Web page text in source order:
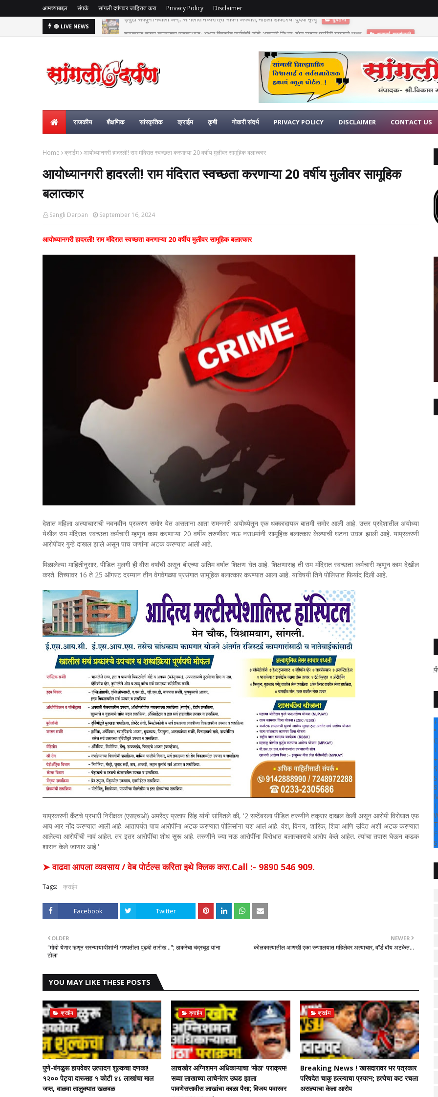
आमच्याबद्दल संपर्क सांगली दर्पणवर जाहिरात करा Privacy Policy Disclaimer
🔴 LIVE NEWS हसतमुख तरुण काळाच्या पडद्याआड: अक्षय विष्णुपंत सूर्यवंशी यांचे अकाली निधन; दोन लहान मुलींनी गमावले छत्र
राजकीय शैक्षणिक सांस्कृतिक क्राईम कृषी नोकरी संदर्भ PRIVACY POLICY DISCLAIMER CONTACT US
Home क्राईम आयोध्यानगरी हादरली! राम मंदिरात स्वच्छता करणाऱ्या 20 वर्षीय मुलीवर सामूहिक बलात्कार
आयोध्यानगरी हादरली! राम मंदिरात स्वच्छता करणाऱ्या 20 वर्षीय मुलीवर सामूहिक
बलात्कार
Sangli Darpan September 16, 2024
आयोध्यानगरी हादरली! राम मंदिरात स्वच्छता करणाऱ्या 20 वर्षीय मुलीवर सामूहिक बलात्कार
देशात महिला अत्याचाराची नवनवीन प्रकरण समोर येत असताना आता रामनगरी अयोध्येतून एक धक्कादायक बातमी समोर आली आहे. उत्तर प्रदेशातील अयोध्या
येथील राम मंदिरात स्वच्छता कर्मचारी म्हणून काम करणाऱ्या 20 वर्षीय तरुणीवर नऊ नराधमांनी सामूहिक बलात्कार केल्याची घटना उघड झाली आहे. याप्रकरणी
आरोपींवर गुन्हे दाखल झाले असून पाच जणांना अटक करण्यात आली आहे.
मिळालेल्या माहितीनुसार, पीडित मुलगी ही वीस वर्षांची असून बीएच्या अंतिम वर्षात शिक्षण घेत आहे. शिक्षणासह ती राम मंदिरात स्वच्छता कर्मचारी म्हणून काम देखील
करते. तिच्यावर 16 ते 25 ऑगस्ट दरम्यान तीन वेगवेगळ्या प्रसंगात सामूहिक बलात्कार करण्यात आला आहे. याविषयी तिने पोलिसात फिर्याद दिली आहे.
याप्रकरणी कॅंटचे प्रभारी निरीक्षक (एसएचओ) अमरेंद्र प्रताप सिंह यांनी सांगितले की, '2 सप्टेंबरला पीडित तरुणीने तक्रार दाखल केली असून आरोपी विरोधात एफ
आय आर नोंद करण्यात आली आहे. आतापर्यंत पाच आरोपींना अटक करण्यात पोलिसांना यश आलं आहे. वंश, विनय, शारिक, शिवा आणि उदित अशी अटक करण्यात
आलेल्या आरोपींची नावं आहेत. तर इतर आरोपींचा शोध सुरू आहे. तरुणीने ज्या नऊ आरोपींना विरोधात बलात्काराचे आरोप केले आहेत. त्यांचा तपास घेऊन कडक
शासन केले जाणार आहे.'
➤ वाढवा आपला व्यवसाय / वेब पोर्टल्स करिता इथे क्लिक करा.Call :- 9890 546 909.
Tags: क्राईम
Facebook Twitter
NEWER
कोलकात्यातील आणखी एका रुग्णालयात महिलेवर अत्याचार, वॉर्ड बॉय अटकेत...
OLDER
"मोदी येणार म्हणून सरन्यायाधीशांनी गणपतीला पुढची तारीख..."; ठाकरेंचा चंद्रचूड यांना
टोला
YOU MAY LIKE THESE POSTS
क्राईम
पुणे-बंगळुरू हायवेवर उत्पादन शुल्कचा दणका!
१२०० पेट्या दारूसह १ कोटी ४८ लाखांचा माल
जप्त, वाळवा तालुक्यात खळबळ
क्राईम
लाचखोर अग्निशमन अधिकाऱ्याचा 'मोठा' पराक्रम!
सव्वा लाखाच्या लाचेनंतर उघड झाला
पावणेसत्तावीस लाखांचा काळा पैसा; विजय पवारवर
क्राईम
Breaking News ! खासदारावर भर पत्रकार
परिषदेत चाकू हल्ल्याचा प्रयत्न; हत्येचा कट रचला
असल्याचा केला आरोप
" सांगली दर्पण न्यूज वर
+
°
C
+
+